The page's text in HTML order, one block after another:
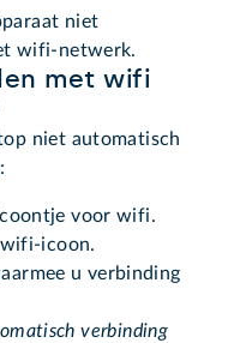
niet
wifi-netwerk.
met wifi
niet automatisch
voor wifi.
icoon.
u verbinding
verbinding